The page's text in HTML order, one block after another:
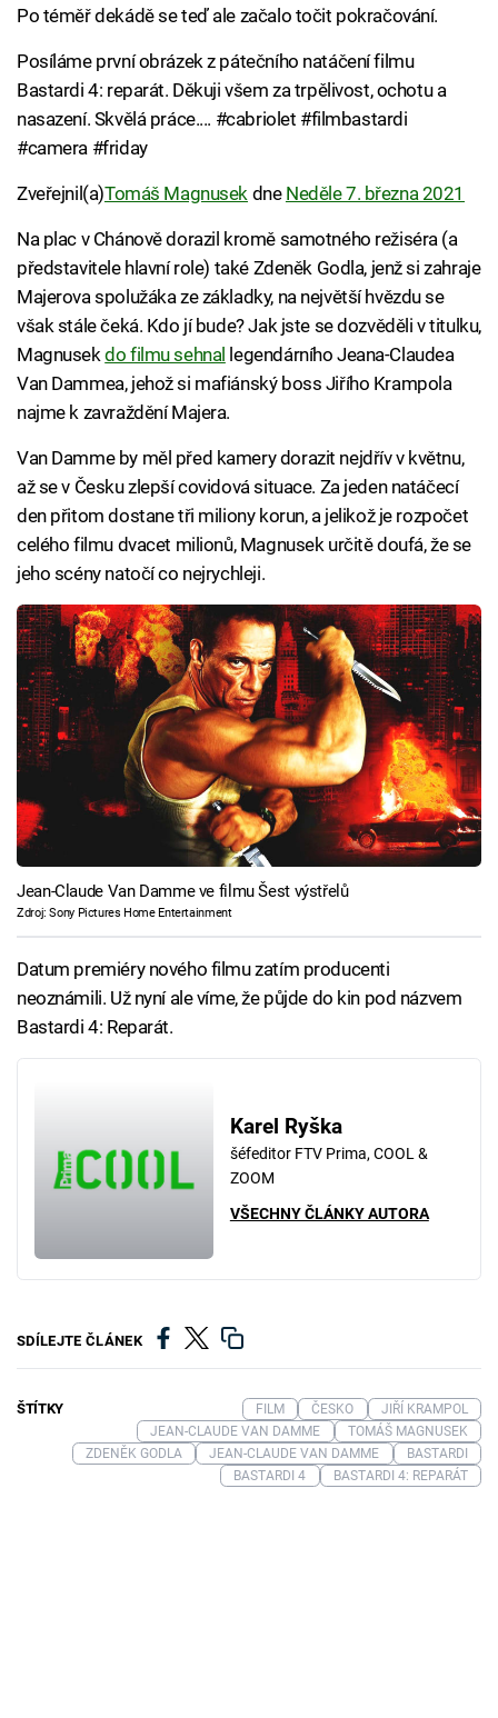
Po téměř dekádě se teď ale začalo točit pokračování.
Posíláme první obrázek z pátečního natáčení filmu
Bastardi 4: reparát. Děkuji všem za trpělivost, ochotu a
nasazení. Skvělá práce.... #cabriolet #filmbastardi
#camera #friday
Zveřejnil(a)Tomáš Magnusek dne Neděle 7. března 2021
Na plac v Chánově dorazil kromě samotného režiséra (a
představitele hlavní role) také Zdeněk Godla, jenž si zahraje
Majerova spolužáka ze základky, na největší hvězdu se
však stále čeká. Kdo jí bude? Jak jste se dozvěděli v titulku,
Magnusekdo filmu sehnal legendárního Jeana-Claudea
Van Dammea, jehož si mafiánský boss Jiřího Krampola
najme k zavraždění Majera.
Van Damme by měl před kamery dorazit nejdřív v květnu,
až se v Česku zlepší covidová situace. Za jeden natáčecí
den přitom dostane tři miliony korun, a jelikož je rozpočet
celého filmu dvacet milionů, Magnusek určitě doufá, že se
jeho scény natočí co nejrychleji.
Jean-Claude Van Damme ve filmu Šest výstřelů
Zdroj: Sony Pictures Home Entertainment
Datum premiéry nového filmu zatím producenti
neoznámili. Už nyní ale víme, že půjde do kin pod názvem
Bastardi 4: Reparát.
Karel Ryška
šéfeditor FTV Prima, COOL &
ZOOM
VŠECHNY ČLÁNKY AUTORA
SDÍLEJTE ČLÁNEK
ŠTÍTKY FILM ČESKO
JIŘÍ KRAMPOL
JEAN-CLAUDE VAN DAMME
TOMÁŠ MAGNUSEK
ZDENĚK GODLA
JEAN-CLAUDE VAN DAMME
BASTARDI
BASTARDI 4
BASTARDI 4: REPARÁT